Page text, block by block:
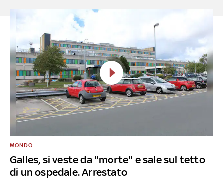
Galles, si veste da "morte" e sale sul tetto
di un ospedale. Arrestato
MONDO